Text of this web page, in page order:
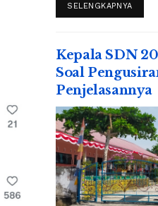
SELENGKAPNYA
Kepala SDN
Soal
Penjelasannya